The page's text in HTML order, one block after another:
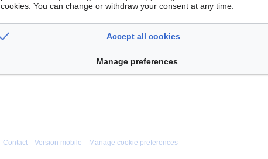
Contact Version mobile Manage cookie preferences
cookies. You can change or withdraw your consent at any time.
Accept all cookies
Manage preferences